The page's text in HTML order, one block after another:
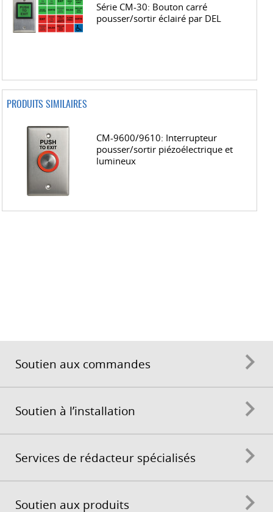
Série CM-30: Bouton carré
pousser/sortir éclairé par DEL
PRODUITS SIMILAIRES
CM-9600/9610: Interrupteur
pousser/sortir piézoélectrique et
lumineux
Soutien aux commandes
Soutien à l’installation
Services de rédacteur spécialisés
Soutien aux produits